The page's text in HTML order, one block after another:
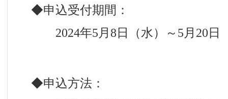
◆申込受付期間：
2024年5月8日（水）～5月20日
◆申込方法：